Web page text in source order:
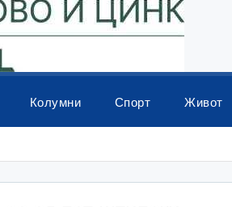
Колумни Спорт Живот